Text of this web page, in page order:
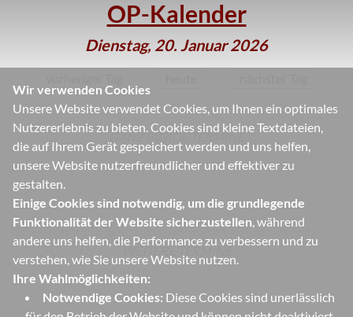
Wir verwenden Cookies
Unsere Website verwendet Cookies, um Ihnen ein optimales
Nutzererlebnis zu bieten. Cookies sind kleine Textdateien,
die auf Ihrem Gerät gespeichert werden und uns helfen,
unsere Website nutzerfreundlicher und effektiver zu
gestalten.
Einige Cookies sind notwendig, um die grundlegende
Funktionalität der Website sicherzustellen, während
andere uns helfen, die Performance zu verbessern und zu
verstehen, wie Sie unsere Website nutzen.
Ihre Wahlmöglichkeiten:
Notwendige Cookies: Diese Cookies sind unerlässlich
OP-Kalender
Dienstag, 20. Januar 2026
GANZTÄGIGE TERMINE
WEITERE TERMINE